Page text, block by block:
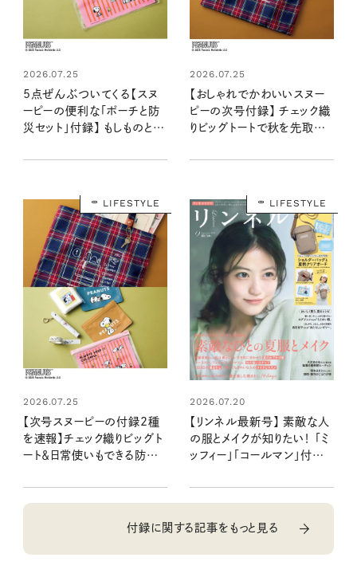
2026.07.25
5点ぜんぶついてくる【スヌ
ーピーの便利な「ポーチと防
災セット」付録】 もしものとき
ネル2026年10月号増刊
2026.07.25
【おしゃれでかわいいスヌー
ピーの次号付録】 チェック織
りビッグトートで秋を先取り！
年10月号
LIFESTYLE
2026.07.25
【次号スヌーピーの付録2種
を速報】チェック織りビッグト
ート＆日常使いもできる防災5
2026年10月号・10月号増
刊
LIFESTYLE
2026.07.20
【リンネル最新号】 素敵な人
の服とメイクが知りたい！ 「ミ
ッフィー」「コールマン」付録と
7月21日発売9月号・9月号
増刊
付録に関する記事をもっと見る